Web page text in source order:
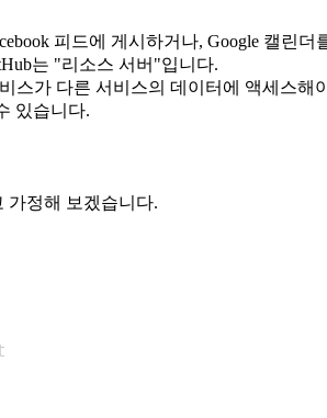
피드에 게시하거나, Google 캘린
는 "리소스 서버"입니다.
스가 다른 서비스의 데이터에 액세스
있습니다.
가정해 보겠습니다.